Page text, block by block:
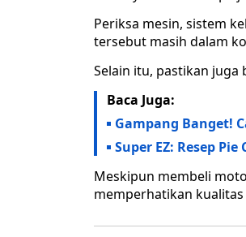
Periksa mesin, sistem
tersebut masih dalam
Selain itu, pastikan juga
Baca Juga:
Gampang Banget!
Super EZ: Resep
Meskipun membeli
memperhatikan